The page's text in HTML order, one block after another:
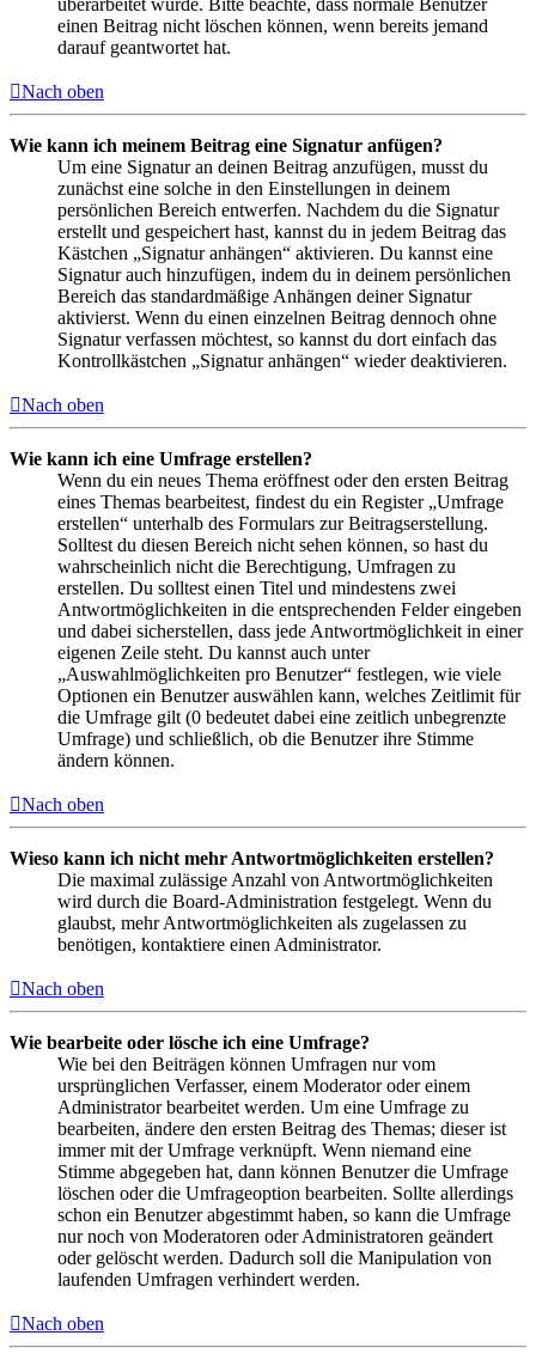
überarbeitet wurde. Bitte beachte, dass normale Benutzer
einen Beitrag nicht löschen können, wenn bereits jemand
darauf geantwortet hat.
Nach oben
Wie kann ich meinem Beitrag eine Signatur anfügen?
Um eine Signatur an deinen Beitrag anzufügen, musst du
zunächst eine solche in den Einstellungen in deinem
persönlichen Bereich entwerfen. Nachdem du die Signatur
erstellt und gespeichert hast, kannst du in jedem Beitrag das
Kästchen „Signatur anhängen“ aktivieren. Du kannst eine
Signatur auch hinzufügen, indem du in deinem persönlichen
Bereich das standardmäßige Anhängen deiner Signatur
aktivierst. Wenn du einen einzelnen Beitrag dennoch ohne
Signatur verfassen möchtest, so kannst du dort einfach das
Kontrollkästchen „Signatur anhängen“ wieder deaktivieren.
Nach oben
Wie kann ich eine Umfrage erstellen?
Wenn du ein neues Thema eröffnest oder den ersten Beitrag
eines Themas bearbeitest, findest du ein Register „Umfrage
erstellen“ unterhalb des Formulars zur Beitragserstellung.
Solltest du diesen Bereich nicht sehen können, so hast du
wahrscheinlich nicht die Berechtigung, Umfragen zu
erstellen. Du solltest einen Titel und mindestens zwei
Antwortmöglichkeiten in die entsprechenden Felder eingeben
und dabei sicherstellen, dass jede Antwortmöglichkeit in einer
eigenen Zeile steht. Du kannst auch unter
„Auswahlmöglichkeiten pro Benutzer“ festlegen, wie viele
Optionen ein Benutzer auswählen kann, welches Zeitlimit für
die Umfrage gilt (0 bedeutet dabei eine zeitlich unbegrenzte
Umfrage) und schließlich, ob die Benutzer ihre Stimme
ändern können.
Nach oben
Wieso kann ich nicht mehr Antwortmöglichkeiten erstellen?
Die maximal zulässige Anzahl von Antwortmöglichkeiten
wird durch die Board-Administration festgelegt. Wenn du
glaubst, mehr Antwortmöglichkeiten als zugelassen zu
benötigen, kontaktiere einen Administrator.
Nach oben
Wie bearbeite oder lösche ich eine Umfrage?
Wie bei den Beiträgen können Umfragen nur vom
ursprünglichen Verfasser, einem Moderator oder einem
Administrator bearbeitet werden. Um eine Umfrage zu
bearbeiten, ändere den ersten Beitrag des Themas; dieser ist
immer mit der Umfrage verknüpft. Wenn niemand eine
Stimme abgegeben hat, dann können Benutzer die Umfrage
löschen oder die Umfrageoption bearbeiten. Sollte allerdings
schon ein Benutzer abgestimmt haben, so kann die Umfrage
nur noch von Moderatoren oder Administratoren geändert
oder gelöscht werden. Dadurch soll die Manipulation von
laufenden Umfragen verhindert werden.
Nach oben